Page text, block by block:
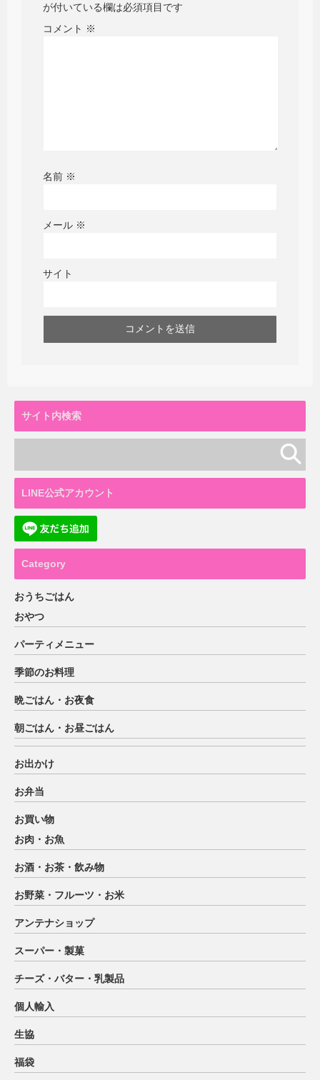
が付いている欄は必須項目です
コメント ※
名前 ※
メール ※
サイト
サイト内検索
LINE公式アカウント
Category
おうちごはん
おやつ
パーティメニュー
季節のお料理
晩ごはん・お夜食
朝ごはん・お昼ごはん
お出かけ
お弁当
お買い物
お肉・お魚
お酒・お茶・飲み物
お野菜・フルーツ・お米
アンテナショップ
スーパー・製菓
チーズ・バター・乳製品
個人輸入
生協
福袋